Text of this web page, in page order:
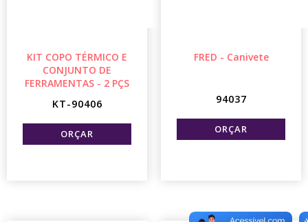
KIT COPO TÉRMICO E
CONJUNTO DE
FERRAMENTAS - 2 PÇS
KT-90406
FRED - Canivete
94037